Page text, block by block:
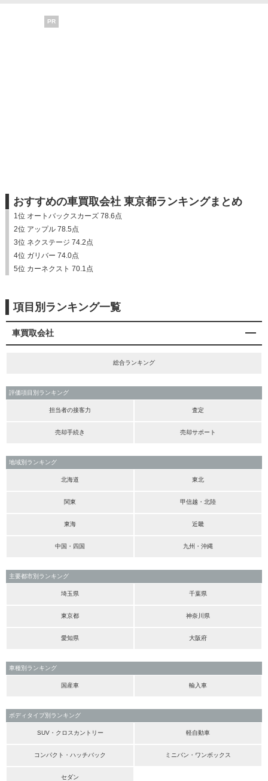
PR
おすすめの車買取会社 東京都ランキングまとめ
1位 オートバックスカーズ 78.6点
2位 アップル 78.5点
3位 ネクステージ 74.2点
4位 ガリバー 74.0点
5位 カーネクスト 70.1点
項目別ランキング一覧
車買取会社
総合ランキング
評価項目別ランキング
担当者の接客力 査定
売却手続き 売却サポート
地域別ランキング
北海道 東北
関東 甲信越・北陸
東海 近畿
中国・四国 九州・沖縄
主要都市別ランキング
埼玉県 千葉県
東京都 神奈川県
愛知県 大阪府
車種別ランキング
国産車 輸入車
ボディタイプ別ランキング
SUV・クロスカントリー 軽自動車
コンパクト・ハッチバック ミニバン・ワンボックス
セダン